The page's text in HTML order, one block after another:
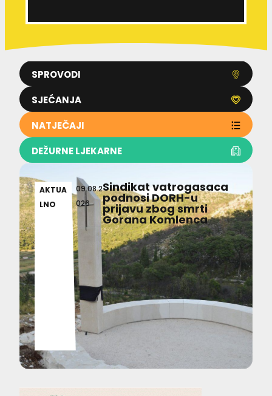
SPROVODI
SJEĆANJA
NATJEČAJI
DEŽURNE LJEKARNE
AKTUA
LNO
09.08.2
026
Sindikat vatrogasaca
podnosi DORH-u
prijavu zbog smrti
Gorana Komlenca